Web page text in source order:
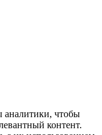
аналитики, чтобы
контент.